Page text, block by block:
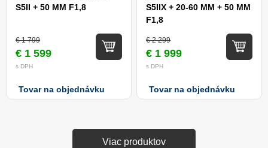
S5II + 50 MM F1,8
€ 1 799
€ 1 599
s DPH
Tovar na objednávku
S5IIX + 20-60 MM + 50 MM
F1,8
€ 2 299
€ 1 999
s DPH
Tovar na objednávku
Viac produktov